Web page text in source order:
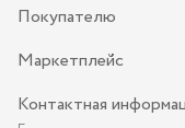
Покупателю
Маркетплейс
Контактная